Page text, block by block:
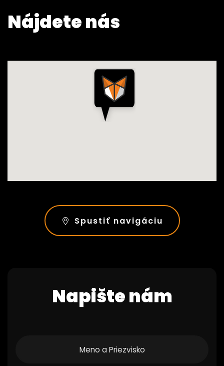
Nájdete nás
Spustiť navigáciu
Napište nám